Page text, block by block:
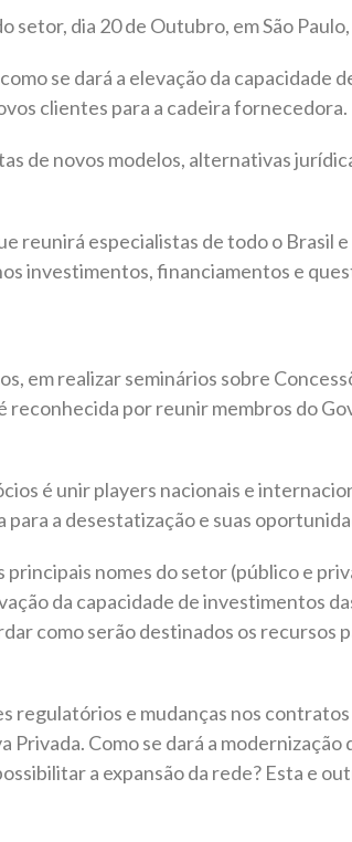
setor, dia 20 de Outubro, em São
se dará a elevação da capacidade
clientes para a cadeira fornecedora.
de novos modelos, alternativas
reunirá especialistas de todo o Brasil
investimentos, financiamentos e
em realizar seminários sobre
reconhecida por reunir membros do
é unir players nacionais e
para a desestatização e suas
nomes do setor (público e
da capacidade de investimentos
como serão destinados os recursos
regulatórios e mudanças nos
Como se dará a
a expansão da rede? Esta e